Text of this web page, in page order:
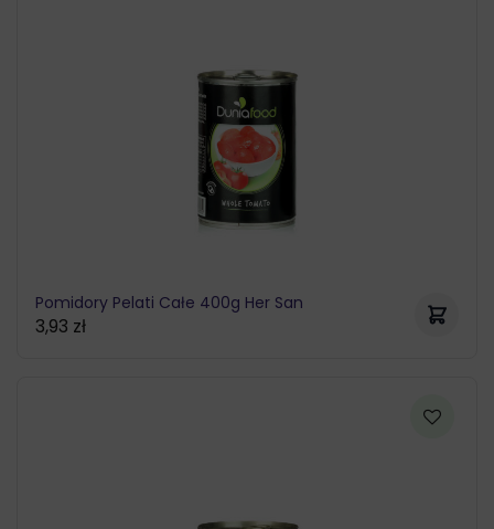
Pomidory Pelati Całe 400g Her San
3,93 zł